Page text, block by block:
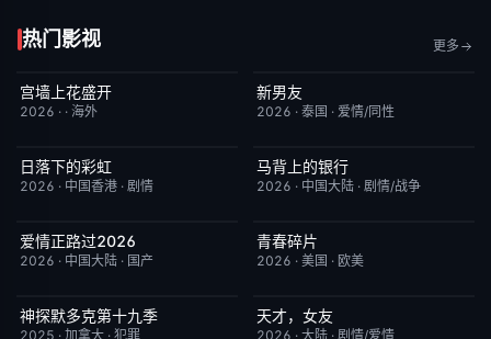
热门影视 更多
更新至第4集
宫墙上花盛开
2026 · · 海外
更新至第01集
新男友
2026 · 泰国 · 爱情/同性
更新至第6集
日落下的彩虹
2026 · 中国香港 · 剧情
更新至第04集
马背上的银行
2026 · 中国大陆 · 剧情/战争
完结
爱情正路过2026
2026 · 中国大陆 · 国产
更新至第02集
青春碎片
2026 · 美国 · 欧美
更新至第07集
神探默多克第十九季
2025 · 加拿大 · 犯罪
更新至第14集
天才，女友
2026 · 大陆 · 剧情/爱情